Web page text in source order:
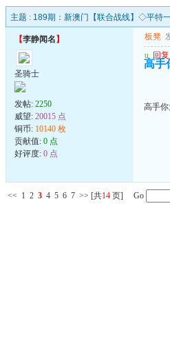
主题 : 189期：新澳门【联合战线】◇平特
【李静闻名 】
圣骑士
发帖: 2250
威望: 20015 点
铜币: 10140 枚
贡献值: 0 点
好评度: 0 点
板凳
u 回复
高手
高手你
<< 1 2 3 4 5 6 7 >> [共14 页] Go